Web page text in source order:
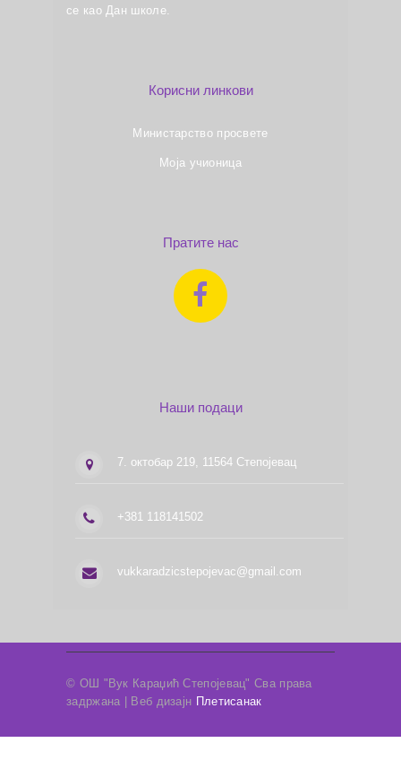
се као Дан школе.
Корисни линкови
Министарство просвете
Моја учионица
Пратите нас
Наши подаци
7. октобар 219, 11564 Степојевац
+381 118141502
vukkaradzicstepojevac@gmail.com
© ОШ "Вук Караџић Степојевац" Сва права
задржана | Веб дизајн Плетисанак